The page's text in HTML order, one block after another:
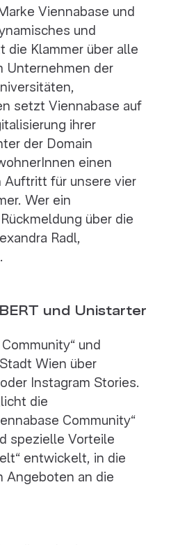
Viennabase und
und
Klammer über alle
Unternehmen der
setzt Viennabase auf
ihrer
der Domain
einen
für unsere vier
Wer ein
über die
Radl,
.
und Unistarter
und
Wien über
Instagram Stories.
die
Community“
spezielle Vorteile
entwickelt, in die
Angeboten an die